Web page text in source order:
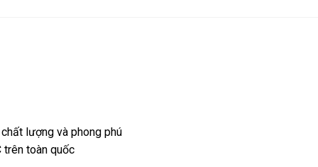
lượng và phong phú
trên toàn quốc